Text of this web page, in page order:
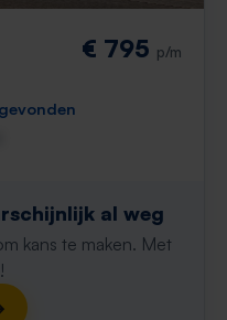
€ 795 p/m
al weg
kans te maken. Met